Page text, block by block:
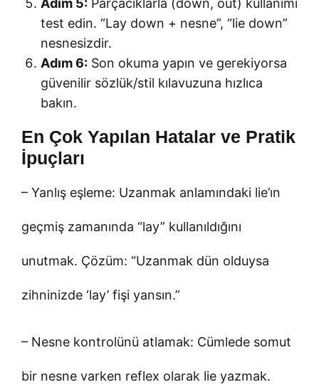
test edin. “Lay down + nesne”, “lie down”
nesnesizdir.
Adım 6: Son okuma yapın ve gerekiyorsa
güvenilir sözlük/stil kılavuzuna hızlıca
bakın.
En Çok Yapılan Hatalar ve Pratik
İpuçları
– Yanlış eşleme: Uzanmak anlamındaki lie’ın
geçmiş zamanında “lay” kullanıldığını
unutmak. Çözüm: “Uzanmak dün olduysa
zihninizde ‘lay’ fişi yansın.”
– Nesne kontrolünü atlamak: Cümlede somut
bir nesne varken reflex olarak lie yazmak.